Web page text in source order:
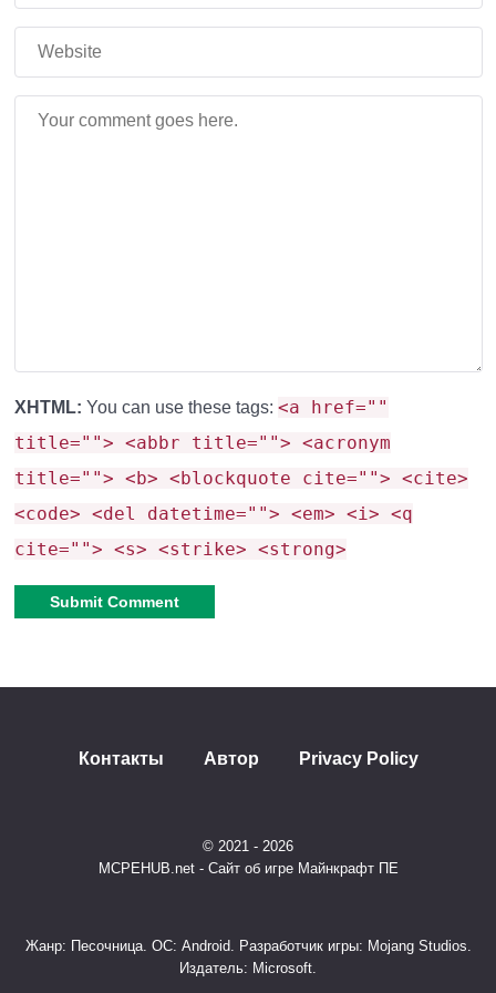
Четкие тени без пикселизации:Тени стали
максимально чистыми и сглаженными.
лучи, усиливая погружение.
Три версии на выбор:
какая вам подходит?
предпочтения и возможности устройств, поэтому
Реалистичная Революция (Realistic
XHTML: You can use these tags: <a href=""
title=""> <abbr title=""> <acronym
title=""> <b> <blockquote cite=""> <cite>
<code> <del datetime=""> <em> <i> <q
cite=""> <s> <strike> <strong>
Контакты Автор Privacy Policy
© 2021 - 2026
MCPEHUB.net - Сайт об игре Майнкрафт ПЕ
Жанр: Песочница. ОС: Android. Разработчик игры: Mojang Studios.
Издатель: Microsoft.